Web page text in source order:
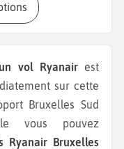
vol Ryanairest
sur cette
Bruxelles Sud
vous pouvez
Ryanair Bruxelles